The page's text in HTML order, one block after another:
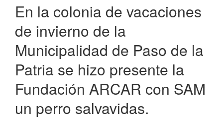
En la colonia de vacaciones
de invierno de la
Municipalidad de Paso de la
Patria se hizo presente la
Fundación ARCAR con SAM
un perro salvavidas.